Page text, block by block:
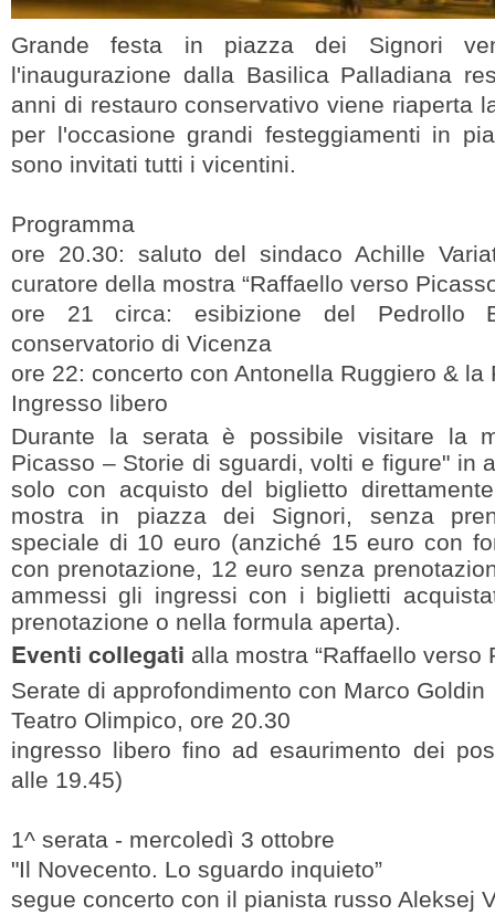
Grande festa in piazza dei Signori
l'inaugurazione dalla Basilica Palladiana
anni di restauro conservativo viene riaperta
per l'occasione grandi festeggiamenti in
sono invitati tutti i vicentini.
Programma
ore 20.30: saluto del sindaco Achille
curatore della mostra “Raffaello verso
ore 21 circa: esibizione del Pedrollo
conservatorio di Vicenza
ore 22: concerto con Antonella Ruggiero & la
Ingresso libero
Durante la serata è possibile visitare la
Picasso – Storie di sguardi, volti e figure" in
solo con acquisto del biglietto
mostra in piazza dei Signori, senza
speciale di 10 euro (anziché 15 euro con
con prenotazione, 12 euro senza
ammessi gli ingressi con i biglietti
prenotazione o nella formula aperta).
Eventi collegati alla mostra “Raffaello verso
Serate di approfondimento con Marco Goldin
Teatro Olimpico, ore 20.30
ingresso libero fino ad esaurimento dei
alle 19.45)
1^ serata - mercoledì 3 ottobre
"Il Novecento. Lo sguardo inquieto”
segue concerto con il pianista russo Aleksej